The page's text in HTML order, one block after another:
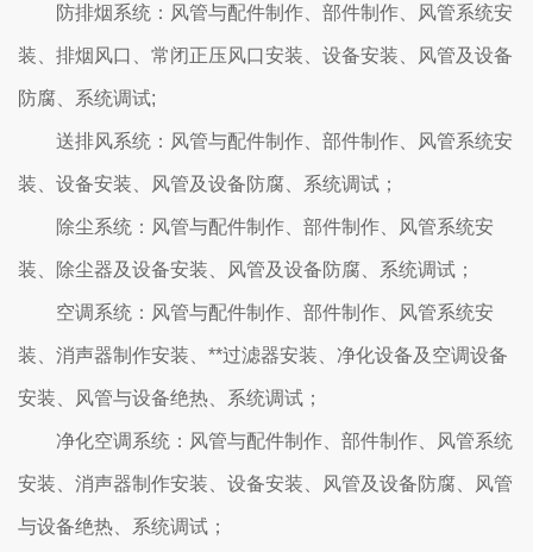
防排烟系统：风管与配件制作、部件制作、风管系统安
装、排烟风口、常闭正压风口安装、设备安装、风管及设备
防腐、系统调试;
送排风系统：风管与配件制作、部件制作、风管系统安
装、设备安装、风管及设备防腐、系统调试；
除尘系统：风管与配件制作、部件制作、风管系统安
装、除尘器及设备安装、风管及设备防腐、系统调试；
空调系统：风管与配件制作、部件制作、风管系统安
装、消声器制作安装、**过滤器安装、净化设备及空调设备
安装、风管与设备绝热、系统调试；
净化空调系统：风管与配件制作、部件制作、风管系统
安装、消声器制作安装、设备安装、风管及设备防腐、风管
与设备绝热、系统调试；